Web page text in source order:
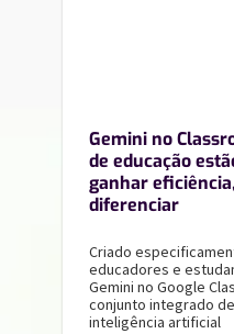
Gemini no
de educação
ganhar
diferenciar
Criado
educadores e
Gemini no Google
conjunto integrado
inteligência artificial